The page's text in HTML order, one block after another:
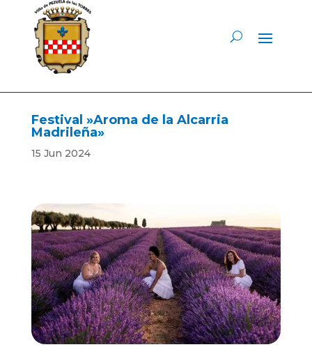
Festival »Aroma de la Alcarria
Madrileña»
15 Jun 2024